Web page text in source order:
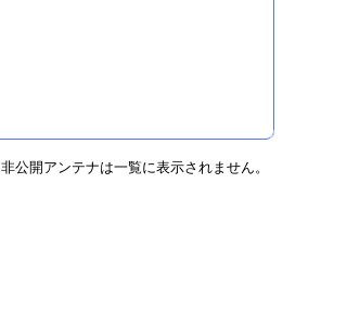
非公開アンテナは一覧に表示されません。